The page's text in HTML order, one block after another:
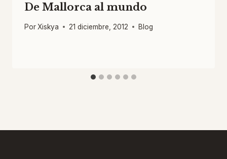
De Mallorca al mundo
PorXiskya 21 diciembre, 2012 Blog